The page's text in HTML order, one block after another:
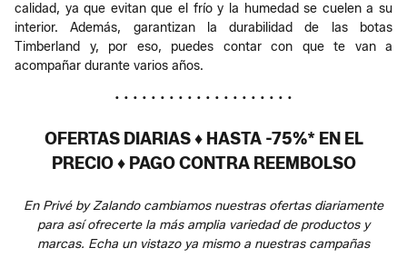
calidad, ya que evitan que el frío y la humedad se cuelen a su
interior. Además, garantizan la durabilidad de las botas
Timberland y, por eso, puedes contar con que te van a
acompañar durante varios años.
• • • • • • • • • • • • • • • • • • • •
OFERTAS DIARIAS ♦ HASTA -75%* EN EL
PRECIO ♦ PAGO CONTRA REEMBOLSO
En Privé by Zalando cambiamos nuestras ofertas diariamente
para así ofrecerte la más amplia variedad de productos y
marcas. Echa un vistazo ya mismo a nuestras campañas